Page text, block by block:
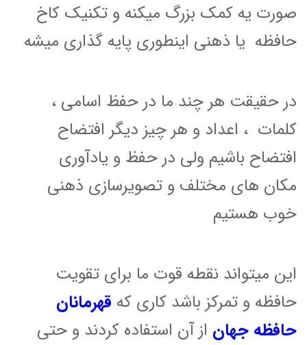
صورت یه کمک بزرگ میکنه و تکنیک کاخ
حافظه یا ذهنی اینطوری پایه گذاری میشه
در حقیقت هر چند ما در حفظ اسامی ،
کلمات ، اعداد و هر چیز دیگر افتضاح
افتضاح باشیم ولی در حفظ و یادآوری
مکان های مختلف و تصویرسازی ذهنی
خوب هستیم
این میتواند نقطه قوت ما برای تقویت
حافظه و تمرکز باشد کاری که قهرمانان
حافظه جهان از آن استفاده کردند و حتی